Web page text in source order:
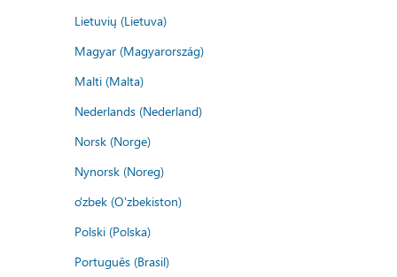
Lietuvių (Lietuva)
Magyar (Magyarország)
Malti (Malta)
Nederlands (Nederland)
Norsk (Norge)
Nynorsk (Noreg)
o'zbek (O'zbekiston)
Polski (Polska)
Português (Brasil)